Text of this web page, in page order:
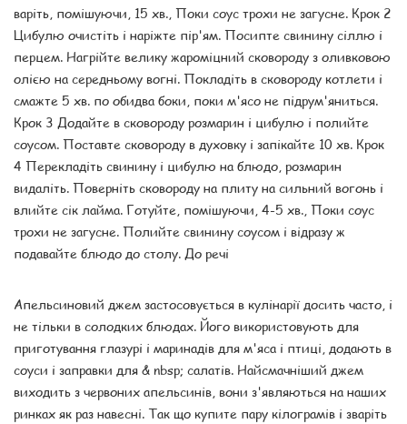
варіть, помішуючи, 15 хв., Поки соус трохи не загусне. Крок 2
Цибулю очистіть і наріжте пір'ям. Посипте свинину сіллю і
перцем. Нагрійте велику жароміцний сковороду з оливковою
олією на середньому вогні. Покладіть в сковороду котлети і
смажте 5 хв. по обидва боки, поки м'ясо не підрум'яниться.
Крок 3 Додайте в сковороду розмарин і цибулю і полийте
соусом. Поставте сковороду в духовку і запікайте 10 хв. Крок
4 Перекладіть свинину і цибулю на блюдо, розмарин
видаліть. Поверніть сковороду на плиту на сильний вогонь і
влийте сік лайма. Готуйте, помішуючи, 4-5 хв., Поки соус
трохи не загусне. Полийте свинину соусом і відразу ж
подавайте блюдо до столу. До речі
Апельсиновий джем застосовується в кулінарії досить часто, і
не тільки в солодких блюдах. Його використовують для
приготування глазурі і маринадів для м'яса і птиці, додають в
соуси і заправки для & nbsp; салатів. Найсмачніший джем
виходить з червоних апельсинів, вони з'являються на наших
ринках як раз навесні. Так що купите пару кілограмів і зваріть